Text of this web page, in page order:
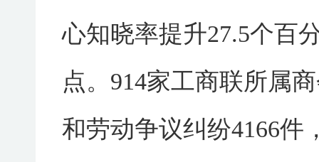
心知晓率提升27.5个百
点。914家工商联所属
和劳动争议纠纷4166件